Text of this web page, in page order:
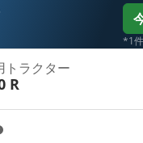
*1
トラクター
R